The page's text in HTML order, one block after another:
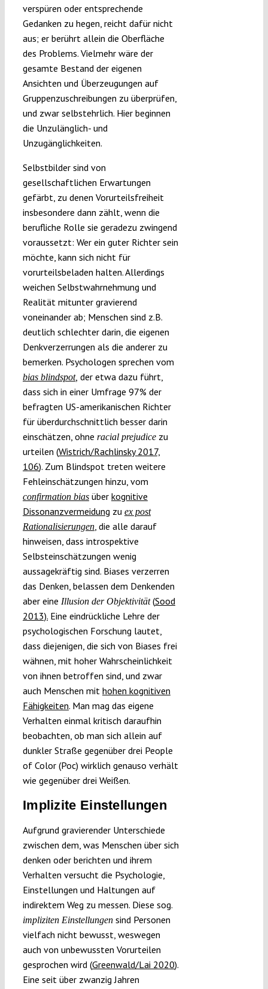
verspüren oder entsprechende
Gedanken zu hegen, reicht dafür nicht
aus; er berührt allein die Oberfläche
des Problems. Vielmehr wäre der
gesamte Bestand der eigenen
Ansichten und Überzeugungen auf
Gruppenzuschreibungen zu überprüfen,
und zwar selbstehrlich. Hier beginnen
die Unzulänglich- und
Unzugänglichkeiten.
Selbstbilder sind von
gesellschaftlichen Erwartungen
gefärbt, zu denen Vorurteilsfreiheit
insbesondere dann zählt, wenn die
berufliche Rolle sie geradezu zwingend
voraussetzt: Wer ein guter Richter sein
möchte, kann sich nicht für
vorurteilsbeladen halten. Allerdings
weichen Selbstwahrnehmung und
Realität mitunter gravierend
voneinander ab; Menschen sind z.B.
deutlich schlechter darin, die eigenen
Denkverzerrungen als die anderer zu
bemerken. Psychologen sprechen vom
bias blindspot, der etwa dazu führt,
dass sich in einer Umfrage 97% der
befragten US-amerikanischen Richter
für überdurchschnittlich besser darin
einschätzen, ohne racial prejudicezu
urteilen (Wistrich/Rachlinsky 2017,
106). Zum Blindspot treten weitere
Fehleinschätzungen hinzu, vom
confirmation biasüber kognitive
Dissonanzvermeidung zu ex post
Rationalisierungen, die alle darauf
hinweisen, dass introspektive
Selbsteinschätzungen wenig
aussagekräftig sind. Biases verzerren
das Denken, belassen dem Denkenden
aber eine Illusion der Objektivität(Sood
2013).Eine eindrückliche Lehre der
psychologischen Forschung lautet,
dass diejenigen, die sich von Biases frei
wähnen, mit hoher Wahrscheinlichkeit
von ihnen betroffen sind, und zwar
auch Menschen mit hohen kognitiven
Fähigkeiten. Man mag das eigene
Verhalten einmal kritisch daraufhin
beobachten, ob man sich allein auf
dunkler Straße gegenüber drei People
of Color (Poc) wirklich genauso verhält
wie gegenüber drei Weißen.
Implizite Einstellungen
Aufgrund gravierender Unterschiede
zwischen dem, was Menschen über sich
denken oder berichten und ihrem
Verhalten versucht die Psychologie,
Einstellungen und Haltungen auf
indirektem Weg zu messen. Diese sog.
impliziten Einstellungensind Personen
vielfach nicht bewusst, weswegen
auch von unbewussten Vorurteilen
gesprochen wird (Greenwald/Lai 2020).
Eine seit über zwanzig Jahren